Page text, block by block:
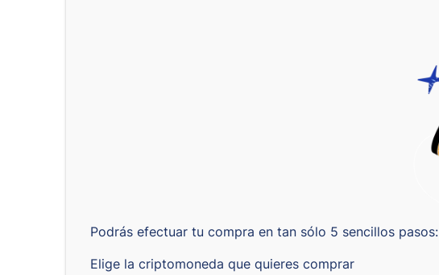
Podrás efectuar tu compra en tan sólo 5 sencillos pasos:
Elige la criptomoneda que quieres comprar